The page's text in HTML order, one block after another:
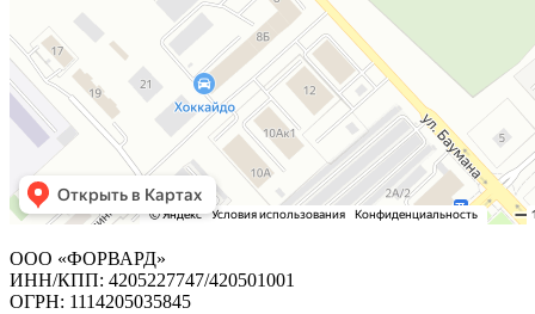
ООО «ФОРВАРД»
ИНН/КПП: 4205227747/420501001
ОГРН: 1114205035845